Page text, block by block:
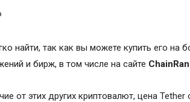
найти, так как вы можете купить его на
и бирж, в том числе на сайте
от этих других криптовалют, цена